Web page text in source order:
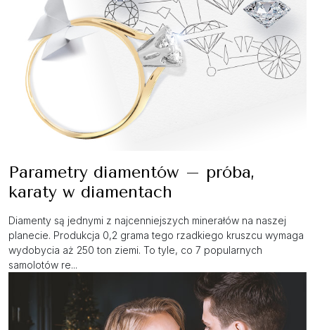
Parametry diamentów – próba,
karaty w diamentach
Diamenty są jednymi z najcenniejszych minerałów na naszej
planecie. Produkcja 0,2 grama tego rzadkiego kruszcu wymaga
wydobycia aż 250 ton ziemi. To tyle, co 7 popularnych
samolotów re...